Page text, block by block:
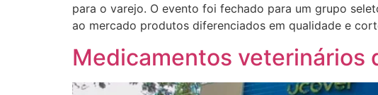
para o varejo. O evento foi fechado para um grupo
ao mercado produtos diferenciados em qualidade e
Medicamentos veterinários